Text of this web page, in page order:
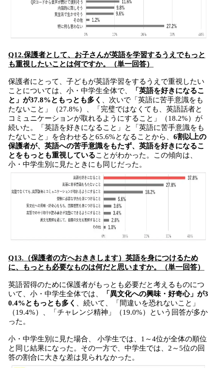
Q12.保護者として、お子さんが英語を学習するうえでもっと
も重視したいことは何ですか。（単一回答）
保護者にとって、子どもが英語学習をするうえで重視したい
ことについては、小・中学生全体で、
「英語を好きになるこ
と」が37.8%ともっとも多く
、次いで「英語に苦手意識をも
たないこと」（27.8%）、「完璧ではなくても、英語話者と
コミュニケーションが取れるようにすること」（18.2%）が
続いた。「英語を好きになること」と「英語に苦手意識をも
たないこと」を合わせると65.6%となることから、 6割以上の
保護者が、英語への苦手意識をもたず、英語を好きになるこ
とをもっとも重視していることがわかった。この傾向は、
小・中学生別に見たときにも同じだった。
Q13.（保護者の方へおききします）英語を身につけるため
に、もっとも必要なものは何だと思いますか。（単一回答）
英語習得のために保護者がもっとも必要だと考えるものにつ
いて、小・中学生全体では、
「異文化への興味・好奇心」が3
0.4%ともっとも多く
、続いて、「間違いを恐れないこと」
（19.4%）、「チャレンジ精神」（19.0%）という回答が多か
った。
小・中学生別に見た場合、 小学生では、1～4位が全体の順位
と同じ結果になった。その一方で、中学生では、2～5位の回
答の割合に大きな差は見られなかった。